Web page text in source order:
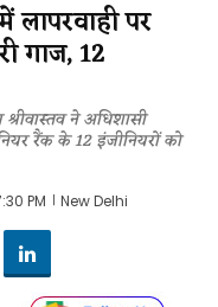
लापरवाही पर
गाज, 12
ने अधिशासी
रैंक के 12 इंजीनियरों को
PM New Delhi